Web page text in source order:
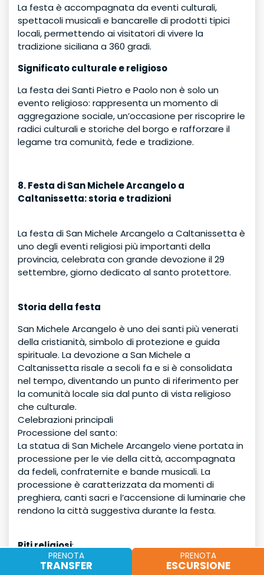
PRENOTA
TRANSFER
PRENOTA
ESCURSIONE
La festa è accompagnata da eventi culturali,
spettacoli musicali e bancarelle di prodotti tipici
locali, permettendo ai visitatori di vivere la
tradizione siciliana a 360 gradi.
Significato culturale e religioso
La festa dei Santi Pietro e Paolo non è solo un
evento religioso: rappresenta un momento di
aggregazione sociale, un’occasione per riscoprire le
radici culturali e storiche del borgo e rafforzare il
legame tra comunità, fede e tradizione.
8.Festa di San Michele Arcangelo a
Caltanissetta: storia e tradizioni
La festa di San Michele Arcangelo a Caltanissetta è
uno degli eventi religiosi più importanti della
provincia, celebrata con grande devozione il 29
settembre, giorno dedicato al santo protettore.
Storia della festa
San Michele Arcangelo è uno dei santi più venerati
della cristianità, simbolo di protezione e guida
spirituale. La devozione a San Michele a
Caltanissetta risale a secoli fa e si è consolidata
nel tempo, diventando un punto di riferimento per
la comunità locale sia dal punto di vista religioso
che culturale.
Celebrazioni principali
Processione del santo:
La statua di San Michele Arcangelo viene portata in
processione per le vie della città, accompagnata
da fedeli, confraternite e bande musicali. La
processione è caratterizzata da momenti di
preghiera, canti sacri e l’accensione di luminarie che
rendono la città suggestiva durante la festa.
Riti religiosi:
Messe solenni e preghiere pubbliche vengono